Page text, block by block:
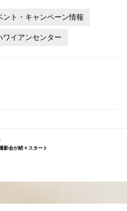
ント・キャンペーン情報
ワイアンセンター
影会が続々スタート